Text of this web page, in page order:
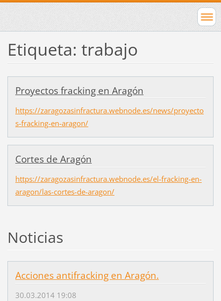
Etiqueta: trabajo
Proyectos fracking en Aragón
https://zaragozasinfractura.webnode.es/news/proyecto
s-fracking-en-aragon/
Cortes de Aragón
https://zaragozasinfractura.webnode.es/el-fracking-en-
aragon/las-cortes-de-aragon/
Noticias
Acciones antifracking en Aragón.
30.03.2014 19:08